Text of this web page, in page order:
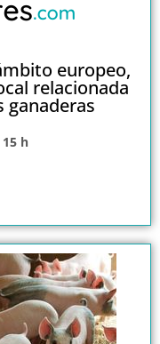
europeo,
relacionada
ganaderas
15 h